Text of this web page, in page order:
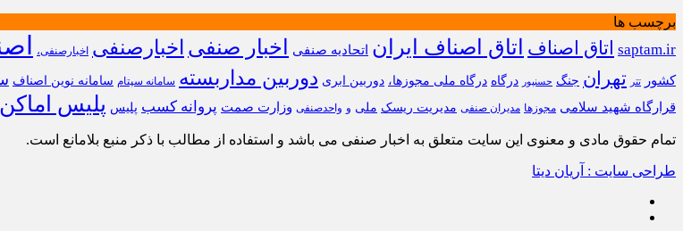
برچسب ها
saptam.ir اتاق اصناف اتاق اصناف ایران اتحادیه صنفی اخبار صنفی اخبارصنفی اخبارصنفی،
کشور
تتر تهران جنگ حسنپور درگاه درگاه ملی مجوزها، دوربین ابری دوربین مداربسته سامانه سپتام سامانه نوین اصناف
قرارگاه شهید سلامی مجوزها مدیران صنفی مدیریت ریسک ملی و واحدصنفی وزارت صمت پروانه کسب پلیس پلیس اماکن
تمام حقوق مادی و معنوی این سایت متعلق به اخبار صنفی می باشد و استفاده از مطالب با ذکر منبع بلامانع است.
طراحی سایت : آریان دیتا